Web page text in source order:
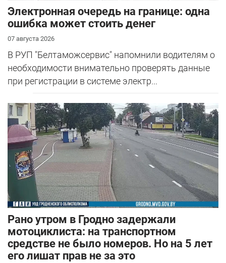
Электронная очередь на границе: одна
ошибка может стоить денег
07 августа 2026
В РУП "Белтаможсервис" напомнили водителям о
необходимости внимательно проверять данные
при регистрации в системе электр...
Рано утром в Гродно задержали
мотоциклиста: на транспортном
средстве не было номеров. Но на 5 лет
его лишат прав не за это